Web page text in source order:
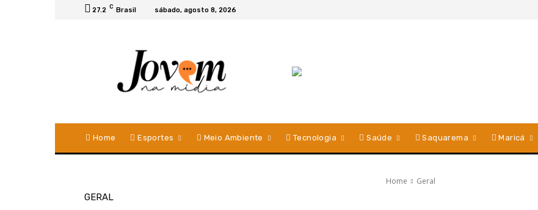
27.2 C Brasil sábado, agosto 8, 2026
Home Esportes Meio Ambiente Tecnologia Saúde Saquarema Maricá
Home Geral
GERAL